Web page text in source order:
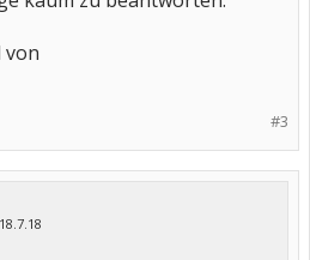
von
#3